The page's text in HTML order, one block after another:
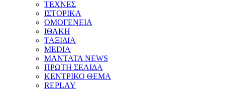
ΤΕΧΝΕΣ
ΙΣΤΟΡΙΚΑ
ΟΜΟΓΕΝΕΙΑ
ΙΘΑΚΗ
ΤΑΞΙΔΙΑ
MEDIA
MANTATA NEWS
ΠΡΩΤΗ ΣΕΛΙΔΑ
ΚΕΝΤΡΙΚΟ ΘΕΜΑ
REPLAY